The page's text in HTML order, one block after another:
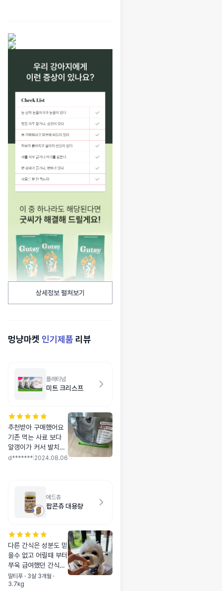
상세정보 펼쳐보기
멍냥마켓 인기제품 리뷰
플래티넘
미트 크리스프
추천받아 구매했어요
기존 먹는 사료 보다
알갱이가 커서 발치한
고양이라 걱정을 많이
료에 별식느낌으로 부
셔서 먹는중입니다 ㅎ
d******* 2024.08.06
애드츄
팝콘츄 대용량
다른 간식은 성분도 믿
을수 없고 어릴때 부터
쭈욱 급여했던 간식이
에요.. 알러지에 민감
한 저희아이에게 딱이
말티푸 · 3살 3개월 ·
3.7kg